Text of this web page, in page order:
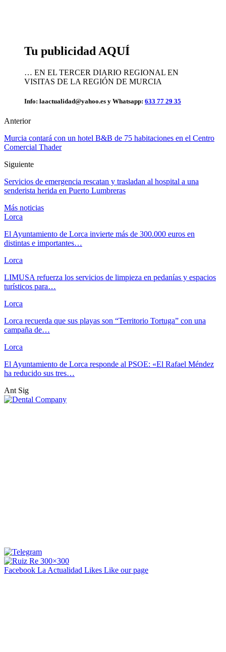
Tu publicidad AQUÍ
… EN EL TERCER DIARIO REGIONAL EN
VISITAS DE LA REGIÓN DE MURCIA
Info: laactualidad@yahoo.es y Whatsapp: 633 77 29 35
Anterior
Murcia contará con un hotel B&B de 75 habitaciones en el Centro
Comercial Thader
Siguiente
Servicios de emergencia rescatan y trasladan al hospital a una
senderista herida en Puerto Lumbreras
Más noticias
Lorca
El Ayuntamiento de Lorca invierte más de 300.000 euros en
distintas e importantes…
Lorca
LIMUSA refuerza los servicios de limpieza en pedanías y espacios
turísticos para…
Lorca
Lorca recuerda que sus playas son “Territorio Tortuga” con una
campaña de…
Lorca
El Ayuntamiento de Lorca responde al PSOE: «El Rafael Méndez
ha reducido sus tres…
Ant Sig
Facebook La Actualidad Likes Like our page